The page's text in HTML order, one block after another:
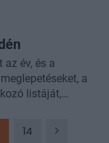
ugyanis
az
nagy
közül voltak
az év, és a
a
listáját,
részvény,
14